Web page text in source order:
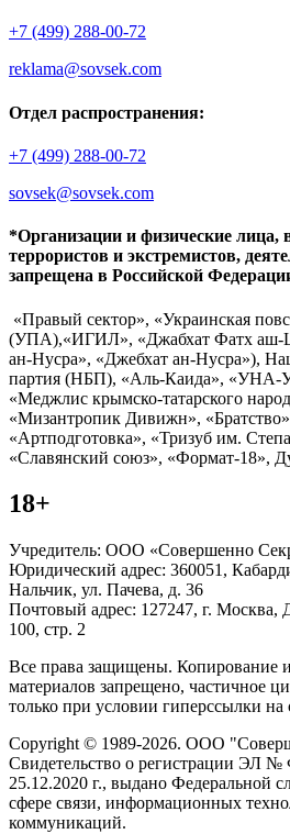
+7 (499) 288-00-72
reklama@sovsek.com
Отдел распространения:
+7 (499) 288-00-72
sovsek@sovsek.com
*Организации и физические лица,
террористов и экстремистов,
запрещена в Российской
«Правый сектор», «Украинская
(УПА),«ИГИЛ», «Джабхат Фатх аш-
ан-Нусра», «Джебхат ан-Нусра»),
партия (НБП), «Аль-Каида», «УНА-
«Меджлис крымско-татарского
«Мизантропик Дивижн»,
«Артподготовка», «Тризуб им.
«Славянский союз», «Формат-18»,
18+
Учредитель: ООО «Совершенно
Юридический адрес: 360051,
Нальчик, ул. Пачева, д. 36
Почтовый адрес: 127247, г. Москва,
100, стр. 2
Все права защищены. Копирование
материалов запрещено, частичное
только при условии гиперссылки на
Copyright © 1989-2026. ООО
Свидетельство о регистрации ЭЛ
25.12.2020 г., выдано Федеральной
сфере связи, информационных
коммуникаций.